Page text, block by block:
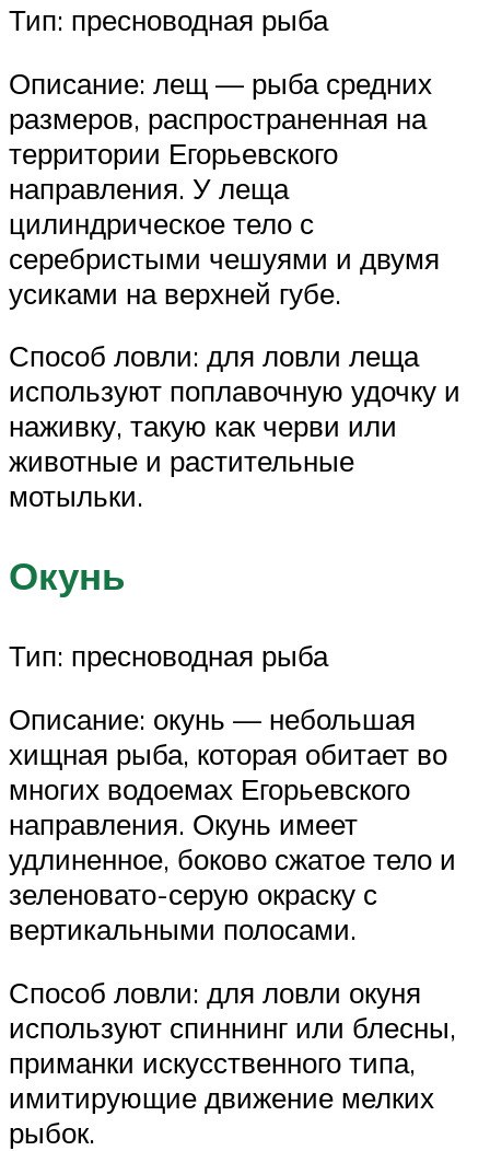
Тип: пресноводная рыба
Описание: лещ — рыба средних
размеров, распространенная на
территории Егорьевского
направления. У леща
цилиндрическое тело с
серебристыми чешуями и двумя
усиками на верхней губе.
Способ ловли: для ловли леща
используют поплавочную удочку и
наживку, такую как черви или
животные и растительные
мотыльки.
Окунь
Тип: пресноводная рыба
Описание: окунь — небольшая
хищная рыба, которая обитает во
многих водоемах Егорьевского
направления. Окунь имеет
удлиненное, боково сжатое тело и
зеленовато-серую окраску с
вертикальными полосами.
Способ ловли: для ловли окуня
используют спиннинг или блесны,
приманки искусственного типа,
имитирующие движение мелких
рыбок.